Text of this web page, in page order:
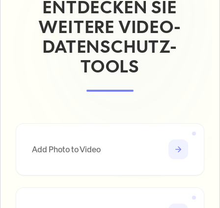
ENTDECKEN SIE
WEITERE VIDEO-
DATENSCHUTZ-
TOOLS
Add Photo to Video